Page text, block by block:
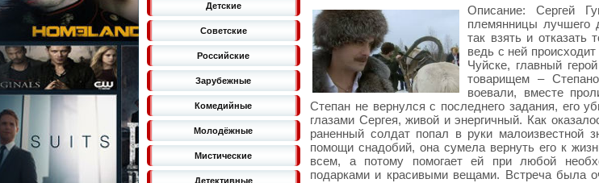
Детские
Советские
Российские
Зарубежные
Комедийные
Молодёжные
Мистические
Детективные
Описание: Сергей
племянницы лучшего
так взять и отказать
ведь с ней
Чуйске, главный
товарищем –
воевали, вместе
Степан не вернулся с последнего задания, его
глазами Сергея, живой и энергичный. Как
раненный солдат попал в руки малоизвестной
помощи снадобий, она сумела вернуть его к
всем, а потому помогает ей при любой
подарками и красивыми вещами. Встреча была